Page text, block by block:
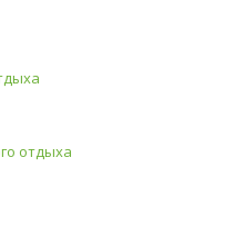
отдыха